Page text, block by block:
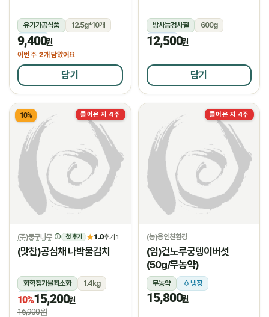
유기가공식품
12.5g*10개
냉장
9,400원
이번 주 2개 담았어요
담기
방사능검사필
600g
냉동
12,500원
담기
들어온 지 4주
10%
(주)둥구나무 첫 후기 ★1.0후기 1
(맛찬)공심채 나박물김치
화학첨가물최소화
1.4kg
냉장
10%15,200원
16,900원
들어온 지 4주
(농)용인친환경
(임)건노루궁뎅이버섯
(50g/무농약)
무농약 냉장
15,800원